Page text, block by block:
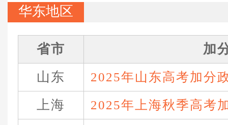
华东地区
省市
加
山东
2025年山东高考加分
上海 2025年上海秋季高考